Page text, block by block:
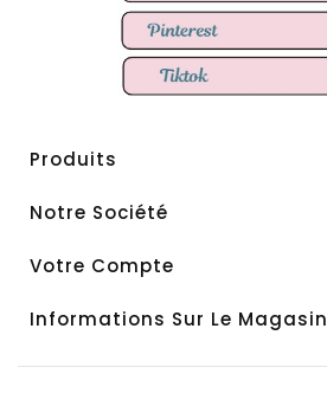
Produits
Notre Société
Votre Compte
Informations Sur Le Magasin